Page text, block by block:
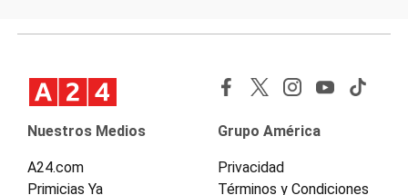
Nuestros Medios
A24.com
Primicias Ya
Grupo América
Privacidad
Términos y Condiciones